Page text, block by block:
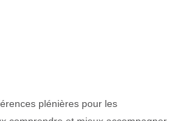
plénières pour les